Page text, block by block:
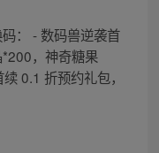
： - 数码兽逆袭首
，神奇糖果
0.1 折预约礼包，